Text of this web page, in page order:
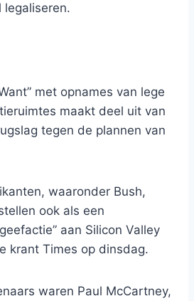
legaliseren.
met opnames van lege
maakt deel uit van
tegen de plannen van
waaronder Bush,
ook als een
aan Silicon Valley
krant Times op dinsdag.
waren Paul McCartney,